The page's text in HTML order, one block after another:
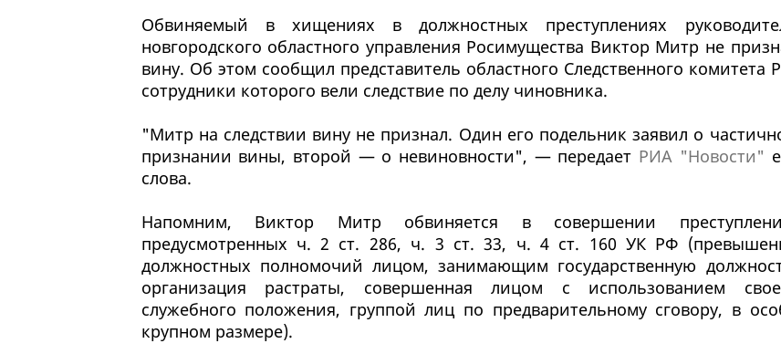
Обвиняемый в хищениях в должностных преступлениях
новгородского областного управления Росимущества Виктор Митр не
вину. Об этом сообщил представитель областного Следственного комитета
сотрудники которого вели следствие по делу чиновника.
"Митр на следствии вину не признал. Один его подельник заявил о
признании вины, второй — о невиновности", — передает РИА "Новости"
слова.
Напомним, Виктор Митр обвиняется в совершении
предусмотренных ч. 2 ст. 286, ч. 3 ст. 33, ч. 4 ст. 160 УК РФ
должностных полномочий лицом, занимающим государственную
организация растраты, совершенная лицом с использованием
служебного положения, группой лиц по предварительному сговору, в
крупном размере).